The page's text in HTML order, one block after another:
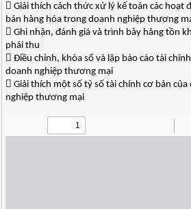
 Giải thích cách thức xử lý kế toán các hoạt
bán hàng hóa trong doanh nghiệp thương
 Ghi nhận, đánh giá và trình bày hàng tồn
phải thu
 Điều chỉnh, khóa sổ và lập báo cáo tài
doanh nghiệp thương mại
 Giải thích một số tỷ số tài chính cơ bản của
nghiệp thương mại